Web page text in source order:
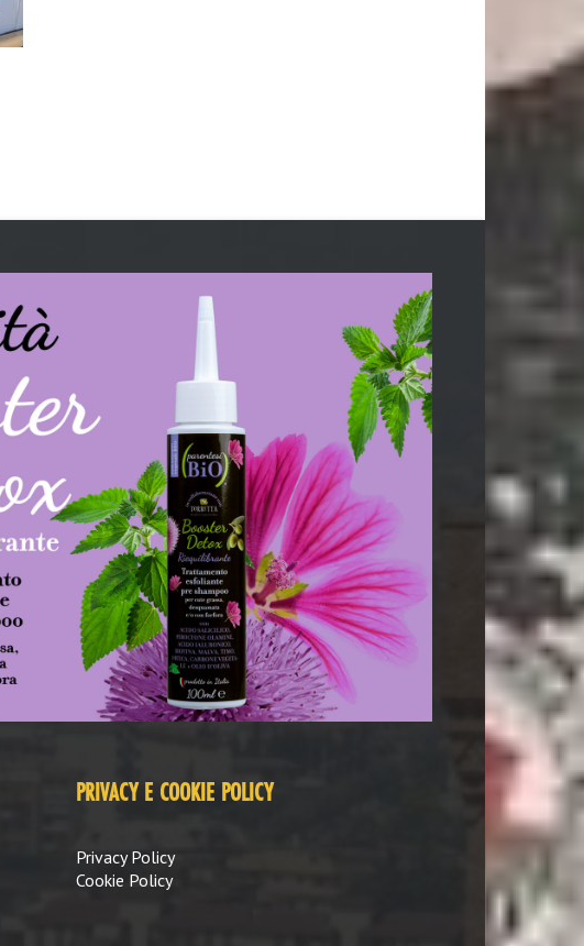
PRIVACY E COOKIE POLICY
Privacy Policy
Cookie Policy